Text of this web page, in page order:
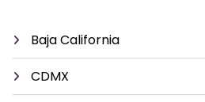
Baja California
CDMX